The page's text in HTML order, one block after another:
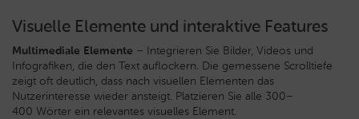
Visuelle Elemente und interaktive Features
Multimediale Elemente – Integrieren Sie Bilder, Videos und
Infografiken, die den Text auflockern. Die gemessene Scrolltiefe
zeigt oft deutlich, dass nach visuellen Elementen das
Nutzerinteresse wieder ansteigt. Platzieren Sie alle 300–
400 Wörter ein relevantes visuelles Element.